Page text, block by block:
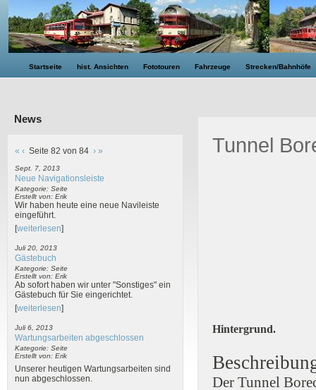
Startseite hist. Ansichten Fototouren Fahrzeuge Strecken/Bahnhöfe
News
« ‹ Seite 82 von 84 › »
Sept. 7, 2013
Neue Navigationsleiste
Kategorie: Seite
Erstellt von: Erik
Wir haben heute eine neue Navileiste
eingeführt.
[weiterlesen]
Juli 20, 2013
Gästebuch
Kategorie: Seite
Erstellt von: Erik
Ab sofort haben wir unter "Sonstiges" ein
Gästebuch für Sie eingerichtet.
[weiterlesen]
Juli 6, 2013
Wartungsarbeiten abgeschlossen
Kategorie: Seite
Erstellt von: Erik
Unserer heutigen Wartungsarbeiten sind
nun abgeschlossen.
Tunnel
Hintergrund.
Der Tunnel